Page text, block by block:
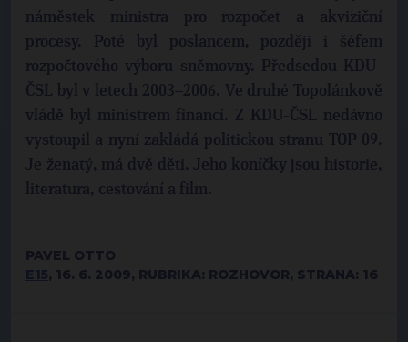
náměstek ministra pro rozpočet a akviziční
procesy. Poté byl poslancem, později i šéfem
rozpočtového výboru sněmovny. Předsedou KDU-
ČSL byl v letech 2003–2006. Ve druhé Topolánkově
vládě byl ministrem financí. Z KDU-ČSL nedávno
vystoupil a nyní zakládá politickou stranu TOP 09.
Je ženatý, má dvě děti. Jeho koníčky jsou historie,
literatura, cestování a film.
PAVEL OTTO
, 16. 6. 2009, RUBRIKA: ROZHOVOR, STRANA: 16